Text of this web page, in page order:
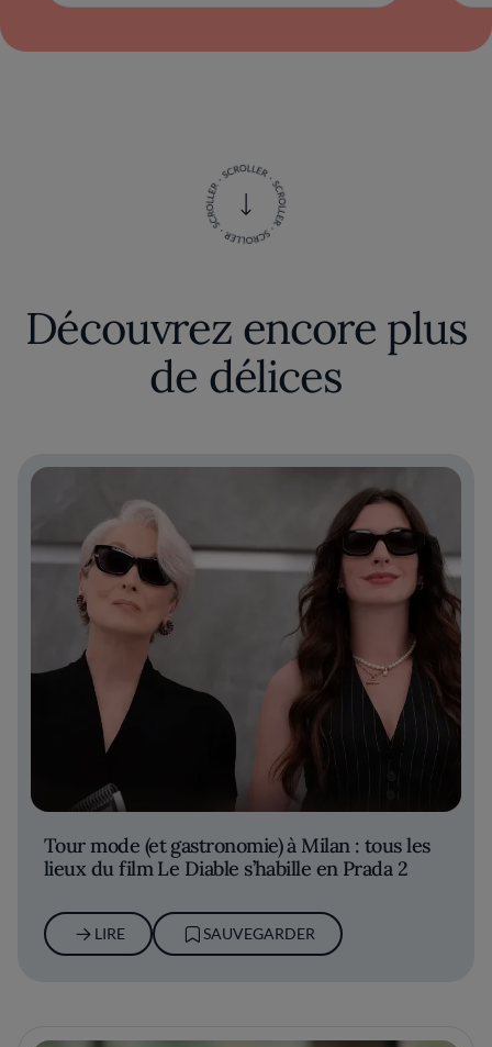
Découvrez encore plus
de délices
Tour mode (et gastronomie) à Milan : tous les
lieux du film Le Diable s’habille en Prada 2
LIRE SAUVEGARDER